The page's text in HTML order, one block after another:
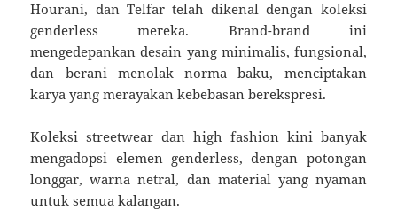
Hourani, dan Telfar telah dikenal dengan koleksi
genderless mereka. Brand-brand ini
mengedepankan desain yang minimalis, fungsional,
dan berani menolak norma baku, menciptakan
karya yang merayakan kebebasan berekspresi.
Koleksi streetwear dan high fashion kini banyak
mengadopsi elemen genderless, dengan potongan
longgar, warna netral, dan material yang nyaman
untuk semua kalangan.